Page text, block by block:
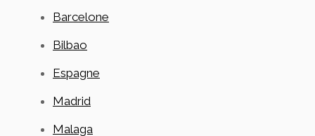
Barcelone
Bilbao
Espagne
Madrid
Malaga